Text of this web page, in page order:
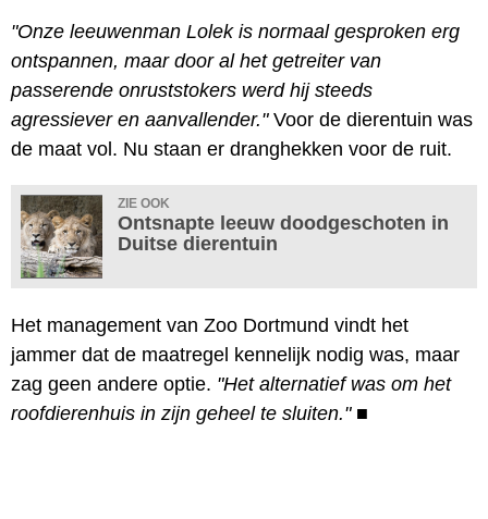
"Onze leeuwenman Lolek is normaal gesproken erg
ontspannen, maar door al het getreiter van
passerende onruststokers werd hij steeds
agressiever en aanvallender."Voor de dierentuin was
de maat vol. Nu staan er dranghekken voor de ruit.
ZIE OOK
Ontsnapte leeuw doodgeschoten in
Duitse dierentuin
Het management van Zoo Dortmund vindt het
jammer dat de maatregel kennelijk nodig was, maar
zag geen andere optie. "Het alternatief was om het
roofdierenhuis in zijn geheel te sluiten." ■